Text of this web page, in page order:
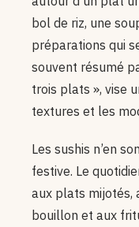
bol de riz, une
préparations qui
souvent résumé
trois plats », vise
textures et les
Les sushis n’en
festive. Le
aux plats mijotés,
bouillon et aux